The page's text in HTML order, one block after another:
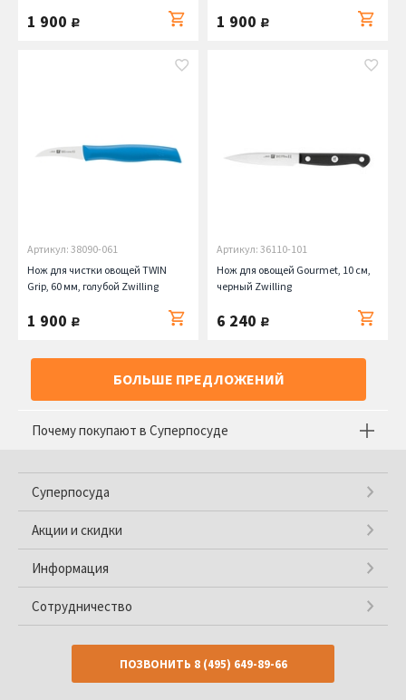
1 900 руб. 1 900 руб.
Артикул: 38090-061
Нож для чистки овощей TWIN
Grip, 60 мм, голубой Zwilling
1 900 руб.
Артикул: 36110-101
Нож для овощей Gourmet, 10 см,
черный Zwilling
6 240 руб.
БОЛЬШЕ ПРЕДЛОЖЕНИЙ
Почему покупают в Суперпосуде
Суперпосуда
Акции и скидки
Информация
Сотрудничество
ПОЗВОНИТЬ 8 (495) 649-89-66